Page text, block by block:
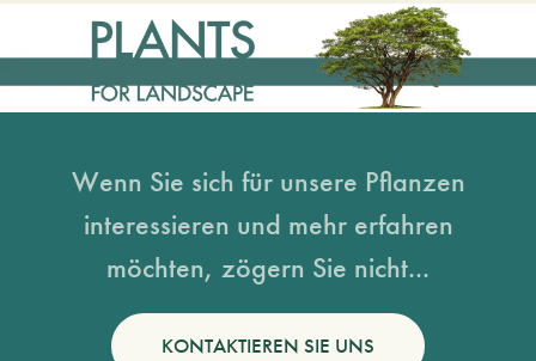
Wenn Sie sich für unsere Pflanzen
interessieren und mehr erfahren
möchten, zögern Sie nicht...
KONTAKTIEREN SIE UNS